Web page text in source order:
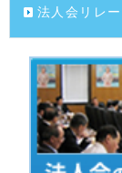
法人会リレ